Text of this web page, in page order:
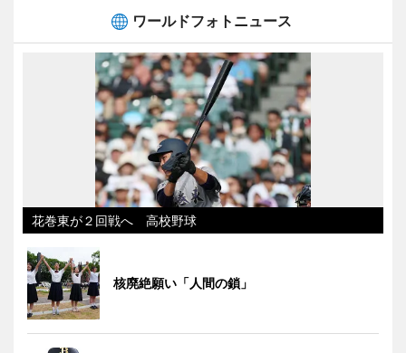
ワールドフォトニュース
花巻東が２回戦へ 高校野球
核廃絶願い「人間の鎖」